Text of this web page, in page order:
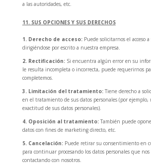
a las autoridades, etc.
11. SUS OPCIONES Y SUS DERECHOS
1. Derecho de acceso: Puede solicitarnos el acceso
dirigiéndose por escrito a nuestra empresa.
2. Rectificación: Si encuentra algún error en su
le resulta incompleta o incorrecta, puede requerirnos
completemos.
3. Limitación del tratamiento: Tiene derecho a
en el tratamiento de sus datos personales (por ejemplo,
exactitud de sus datos personales).
4. Oposición al tratamiento: También puede
datos con fines de marketing directo, etc.
5. Cancelación: Puede retirar su consentimiento en
para continuar procesando los datos personales que
contactando con nosotros.